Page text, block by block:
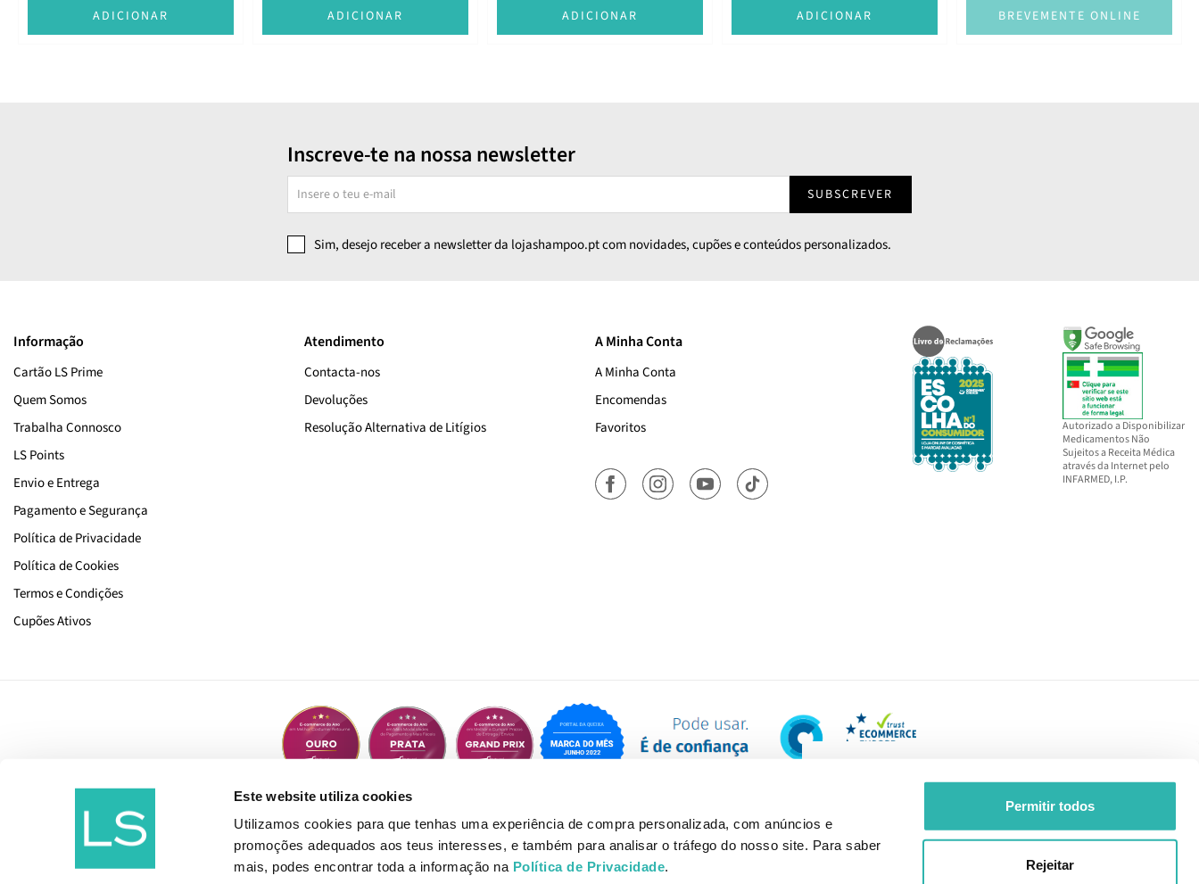
Este website utiliza cookies
Utilizamos cookies para que tenhas uma experiência de compra personalizada, com anúncios e
promoções adequados aos teus interesses, e também para analisar o tráfego do nosso site. Para saber
mais, podes encontrar toda a informação na Política de Privacidade.
Permitir todos
Rejeitar
ADICIONAR ADICIONAR ADICIONAR ADICIONAR BREVEMENTE ONLINE
Inscreve-te na nossa newsletter
SUBSCREVER
Sim, desejo receber a newsletter da lojashampoo.pt com novidades, cupões e conteúdos personalizados.
Informação
Cartão LS Prime
Quem Somos
Trabalha Connosco
LS Points
Envio e Entrega
Pagamento e Segurança
Política de Privacidade
Política de Cookies
Termos e Condições
Cupões Ativos
Atendimento
Contacta-nos
Devoluções
Resolução Alternativa de Litígios
A Minha Conta
A Minha Conta
Encomendas
Favoritos
Autorizado a Disponibilizar
Medicamentos Não
Sujeitos a Receita Médica
através da Internet pelo
INFARMED, I.P.